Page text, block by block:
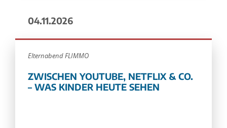
04.11.2026
Elternabend FLIMMO
ZWISCHEN YOUTUBE, NETFLIX & CO.
– WAS KINDER HEUTE SEHEN